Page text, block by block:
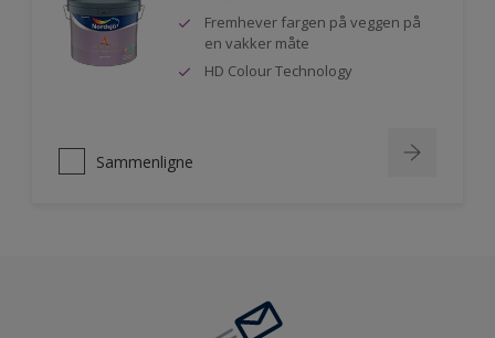
Fremhever fargen på veggen på
en vakker måte
HD Colour Technology
Sammenligne